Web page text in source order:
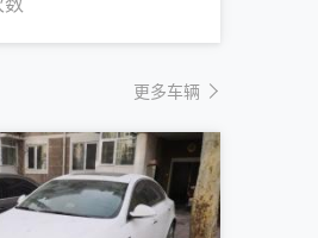
更多车辆